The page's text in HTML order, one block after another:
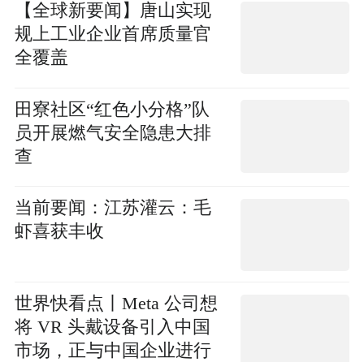
【全球新要闻】唐山实现
规上工业企业首席质量官
全覆盖
田寮社区“红色小分格”队
员开展燃气安全隐患大排
查
当前要闻：江苏灌云：毛
虾喜获丰收
世界快看点丨Meta 公司想
将 VR 头戴设备引入中国
市场，正与中国企业进行